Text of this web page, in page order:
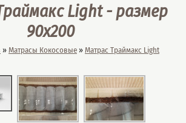
Light - размер
90x200
» Матрасы Кокосовые » Матрас Траймакс Light